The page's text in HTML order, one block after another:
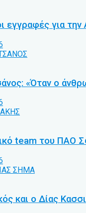
εγγραφές για
«Όταν ο
team του ΠΑΟ
και ο Δίας